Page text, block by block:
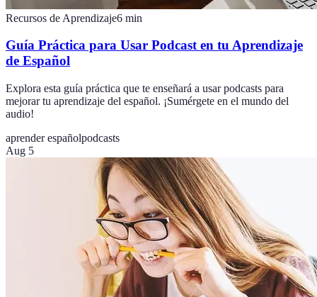
Recursos de Aprendizaje6 min
Guía Práctica para Usar Podcast en tu Aprendizaje
de Español
Explora esta guía práctica que te enseñará a usar podcasts para
mejorar tu aprendizaje del español. ¡Sumérgete en el mundo del
audio!
aprender españolpodcasts
Aug 5